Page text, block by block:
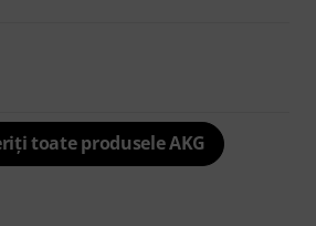
toate produsele AKG